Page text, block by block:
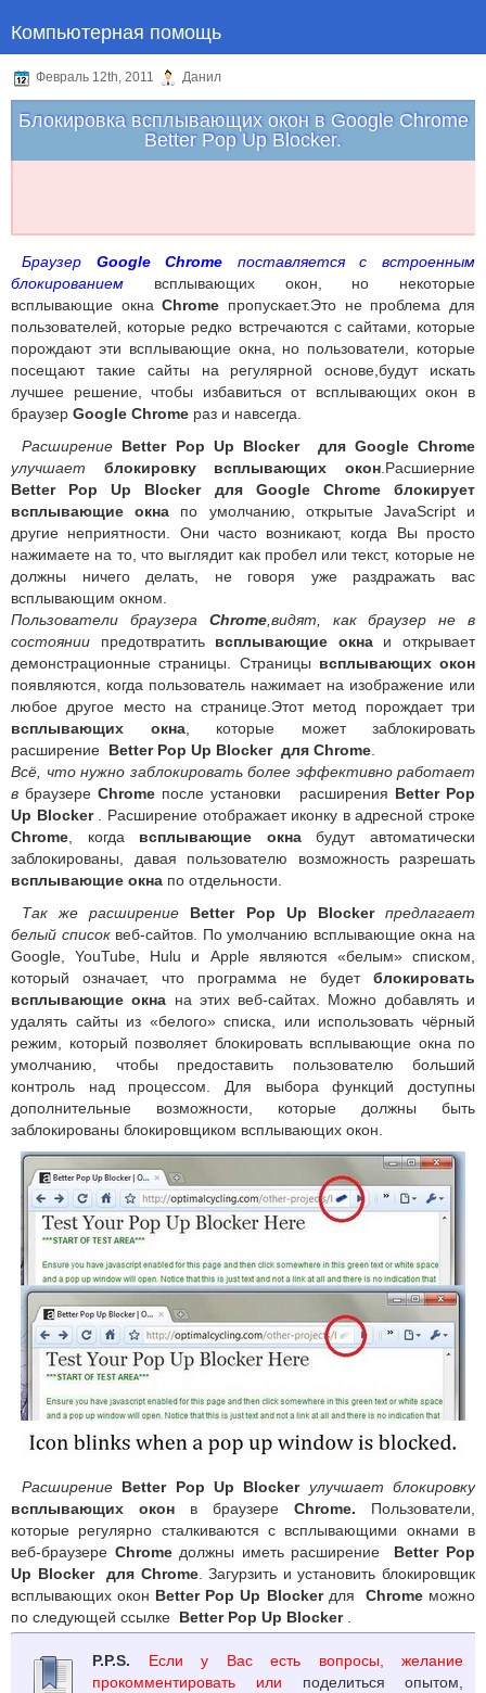
Компьютерная помощь
Февраль 12th, 2011 Данил
Блокировка всплывающих окон в Google Chrome
Better Pop Up Blocker.
Браузер Google Chrome поставляется с встроенным
блокированием всплывающих окон, но некоторые
всплывающие окнаChrome пропускает.Это не проблема для
пользователей, которые редко встречаются с сайтами, которые
порождают эти всплывающие окна, но пользователи, которые
посещают такие сайты на регулярной основе,будут искать
лучшее решение, чтобы избавиться от всплывающих окон в
браузер Google Chrome раз и навсегда.
Расширение Better Pop Up Blocker для Google Chrome
улучшает
блокировку всплывающих окон .Расшиерние
Better Pop Up Blocker для Google Chrome блокирует
всплывающие окна по умолчанию, открытые JavaScript и
другие неприятности. Они часто возникают, когда Вы просто
нажимаете на то, что выглядит как пробел или текст, которые не
должны ничего делать, не говоря уже раздражать вас
всплывающим окном.
Пользователи браузера Chrome,видят, как браузер не в
состоянии предотвратить всплывающие окнаи открывает
демонстрационные страницы. Страницы всплывающих окон
появляются, когда пользователь нажимает на изображение или
любое другое место на странице.Этот метод порождает три
всплывающих окна, которые может заблокировать
расширение Better Pop Up Blocker для Chrome
Всё, что нужно заблокировать более эффективно работает
в браузере Chromeпосле установки расширения Better Pop
Up Blocker. Расширение отображает иконку в адресной строке
Chrome , когда всплывающие окнабудут автоматически
заблокированы, давая пользователю возможность разрешать
всплывающие окна по отдельности.
Так же расширение
Better Pop Up Blocker
предлагает
белый списоквеб-сайтов. По умолчанию всплывающие окна на
Google, YouTube, Hulu и Apple являются «белым» списком,
который означает, что программа не будет блокировать
всплывающие окна на этих веб-сайтах. Можно добавлять и
удалять сайты из «белого» списка, или использовать чёрный
режим, который позволяет блокировать всплывающие окна по
умолчанию, чтобы предоставить пользователю больший
контроль над процессом. Для выбора функций доступны
дополнительные возможности, которые должны быть
заблокированы блокировщиком всплывающих окон.
Расширение Better Pop Up Blocker улучшает блокировку
всплывающих окон в браузере Chrome. Пользователи,
которые регулярно сталкиваются с всплывающими окнами в
веб-браузере Chromeдолжны иметь расширение Better Pop
Up Blocker для Chrome. Загурзить и установить блокировщик
всплывающих окон Better Pop Up Blockerдля Chromeможно
по следующей ссылке Better Pop Up Blocker.
P.P.S.
Если у Вас есть вопросы, желание
прокомментировать или поделиться опытом,